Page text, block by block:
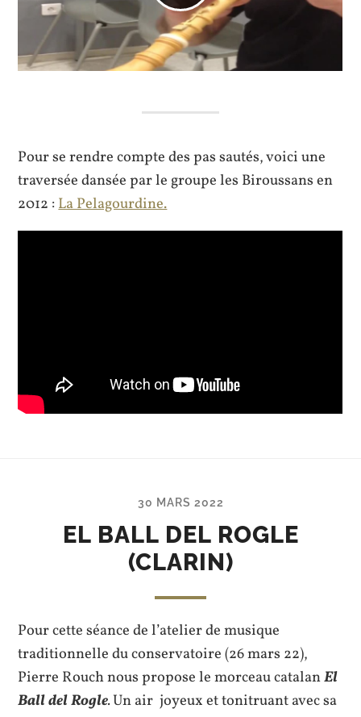
Pour se rendre compte des pas sautés, voici une
traversée dansée par le groupe les Biroussans en
2012 :La Pelagourdine.
30 MARS 2022
EL BALL DEL ROGLE
(CLARIN)
Pour cette séance de l’atelier de musique
traditionnelle du conservatoire (26 mars 22),
Pierre Rouch nous propose le morceau catalanEl
Ball del Rogle.Un air joyeux et tonitruant avec sa